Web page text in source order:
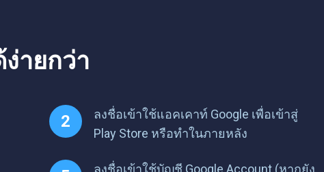
ง่ายกว่า
ลงชื่อเข้าใช้แอคเคาท์ Google เพื่อเข้าสู่
Play Store หรือทำในภายหลัง
ลงชื่อเข้าใช้บัญชี Google Account (หากยัง